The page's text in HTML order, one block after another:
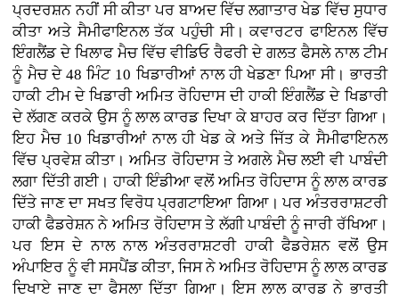
ਪ੍ਰਦਰਸ਼ਨ ਨਹੀਂ ਸੀ ਕੀਤਾ ਪਰ ਬਾਅਦ ਵਿੱਚ ਲਗਾਤਾਰ ਖੇਡ ਵਿੱਚ ਸੁਧਾਰ
ਕੀਤਾ ਅਤੇ ਸੈਮੀਫਾਇਨਲ ਤੱਕ ਪਹੁੰਚੀ ਸੀ। ਕਵਾਰਟਰ ਫਾਇਨਲ ਵਿੱਚ
ਇੰਗਲੈਂਡ ਦੇ ਖਿਲਾਫ ਮੈਚ ਵਿੱਚ ਵੀਡਿਓ ਰੈਫਰੀ ਦੇ ਗਲਤ ਫੈਸਲੇ ਨਾਲ ਟੀਮ
ਨੂੰ ਮੈਚ ਦੇ 48 ਮਿੰਟ 10 ਖਿਡਾਰੀਆਂ ਨਾਲ ਹੀ ਖੇਡਣਾ ਪਿਆ ਸੀ। ਭਾਰਤੀ
ਹਾਕੀ ਟੀਮ ਦੇ ਖਿਡਾਰੀ ਅਮਿਤ ਰੋਹਿਦਾਸ ਦੀ ਹਾਕੀ ਇੰਗਲੈਂਡ ਦੇ ਖਿਡਾਰੀ
ਦੇ ਲੱਗਣ ਕਰਕੇ ਉਸ ਨੂੰ ਲਾਲ ਕਾਰਡ ਦਿਖਾ ਕੇ ਬਾਹਰ ਕਰ ਦਿੱਤਾ ਗਿਆ।
ਇਹ ਮੈਚ 10 ਖਿਡਾਰੀਆਂ ਨਾਲ ਹੀ ਖੇਡ ਕੇ ਅਤੇ ਜਿੱਤ ਕੇ ਸੈਮੀਫਾਇਨਲ
ਵਿੱਚ ਪ੍ਰਵੇਸ਼ ਕੀਤਾ। ਅਮਿਤ ਰੋਹਿਦਾਸ ਤੇ ਅਗਲੇ ਮੈਚ ਲਈ ਵੀ ਪਾਬੰਦੀ
ਲਗਾ ਦਿੱਤੀ ਗਈ। ਹਾਕੀ ਇੰਡੀਆ ਵਲੋਂ ਅਮਿਤ ਰੋਹਿਦਾਸ ਨੂੰ ਲਾਲ ਕਾਰਡ
ਦਿੱਤੇ ਜਾਣ ਦਾ ਸਖਤ ਵਿਰੋਧ ਪ੍ਰਗਟਾਇਆ ਗਿਆ। ਪਰ ਅੰਤਰਰਾਸ਼ਟਰੀ
ਹਾਕੀ ਫੈਡਰੇਸ਼ਨ ਨੇ ਅਮਿਤ ਰੋਹਿਦਾਸ ਤੇ ਲੱਗੀ ਪਾਬੰਦੀ ਨੂੰ ਜਾਰੀ ਰੱਖਿਆ।
ਪਰ ਇਸ ਦੇ ਨਾਲ ਨਾਲ ਅੰਤਰਰਾਸ਼ਟਰੀ ਹਾਕੀ ਫੈਡਰੇਸ਼ਨ ਵਲੋਂ ਉਸ
ਅੰਪਾਇਰ ਨੂੰ ਵੀ ਸਸਪੈਂਡ ਕੀਤਾ, ਜਿਸ ਨੇ ਅਮਿਤ ਰੋਹਿਦਾਸ ਨੂੰ ਲਾਲ ਕਾਰਡ
ਦਿਖਾਏ ਜਾਣ ਦਾ ਫੈਸਲਾ ਦਿੱਤਾ ਗਿਆ। ਇਸ ਲਾਲ ਕਾਰਡ ਨੇ ਭਾਰਤੀ